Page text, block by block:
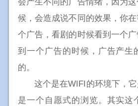
候，会造成说不同的效果，你
个广告，看剧的时候看到一个
到一个广告的时候，广告产生
的。
这个是在WIFI的环境下，
是一个自愿式的浏览。其实这